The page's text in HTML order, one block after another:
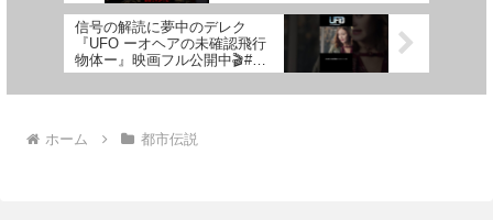
信号の解読に夢中のデレク
『UFO ーオヘアの未確認飛行
物体ー』映画フル公開中🎬#ソ
ニーピクチャーズエンタテイン
メント #shorts
ホーム 都市伝説